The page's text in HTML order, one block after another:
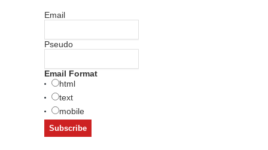
Email
Pseudo
Email Format
html
text
mobile